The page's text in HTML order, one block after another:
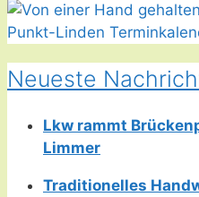
Neueste
Lkw rammt
Limmer
Traditionelles